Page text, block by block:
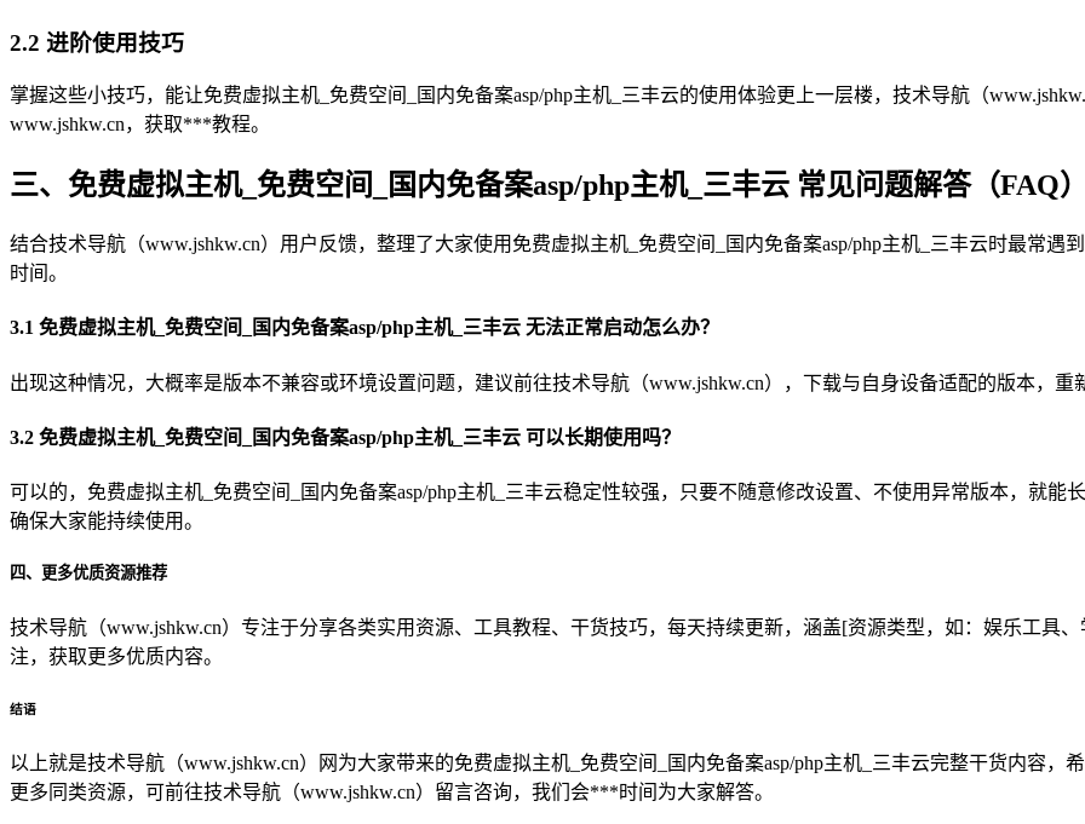
2.2 进阶使用技巧
掌握这些小技巧，能让免费虚拟主机_免费空间_国内免备案asp/php主机_三丰云的使用体验更上一层楼，技术导航（
www.jshkw.cn，获取***教程。
三、免费虚拟主机_免费空间_国内免备案asp/php主机_三丰云 常见问题解答（FAQ
结合技术导航（www.jshkw.cn）用户反馈，整理了大家使用免费虚拟主机_免费空间_国内免备案asp/php主机_三丰云时最常
时间。
3.1 免费虚拟主机_免费空间_国内免备案asp/php主机_三丰云 无法正常启动怎么办？
出现这种情况，大概率是版本不兼容或环境设置问题，建议前往技术导航（www.jshkw.cn），下载与自身设备适配的版本，重
3.2 免费虚拟主机_免费空间_国内免备案asp/php主机_三丰云 可以长期使用吗？
可以的，免费虚拟主机_免费空间_国内免备案asp/php主机_三丰云稳定性较强，只要不随意修改设置、不使用异常版本，就能
确保大家能持续使用。
四、更多优质资源推荐
技术导航（www.jshkw.cn）专注于分享各类实用资源、工具教程、干货技巧，每天持续更新，涵盖[资源类型，如：娱乐工具
注，获取更多优质内容。
结语
以上就是技术导航（www.jshkw.cn）网为大家带来的免费虚拟主机_免费空间_国内免备案asp/php主机_三丰云完整干货内容
更多同类资源，可前往技术导航（www.jshkw.cn）留言咨询，我们会***时间为大家解答。